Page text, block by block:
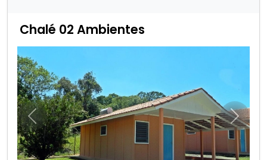
Chalé 02 Ambientes
Anterior